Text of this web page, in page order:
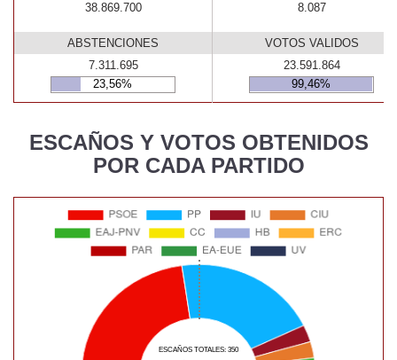
38.869.700 8.087
ABSTENCIONES
VOTOS VALIDOS
7.311.695
23,56%
23.591.864
99,46%
ESCAÑOS Y VOTOS OBTENIDOS
POR CADA PARTIDO
ESCAÑOS TOTALES: 350